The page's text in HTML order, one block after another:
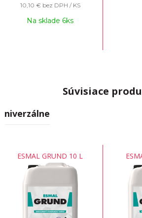
10,10 € bez DPH / KS
Na sklade 6ks
Súvisiace
ESMAL GRUND 10 L